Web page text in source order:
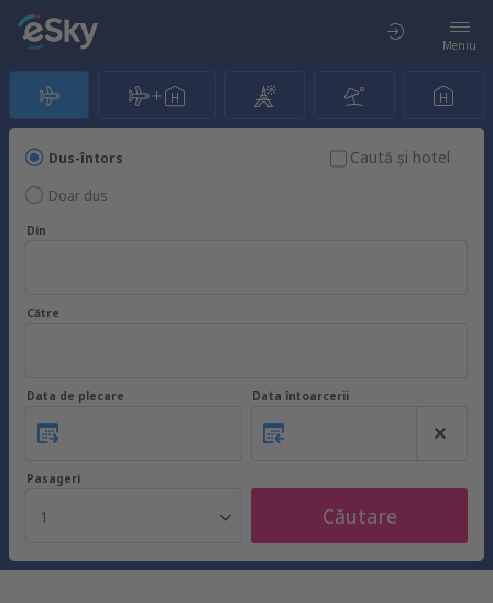
Meniu
Dus-întors
Doar dus
Caută şi hotel
Din
Către
Data de plecare Data întoarcerii
Pasageri
1 Căutare